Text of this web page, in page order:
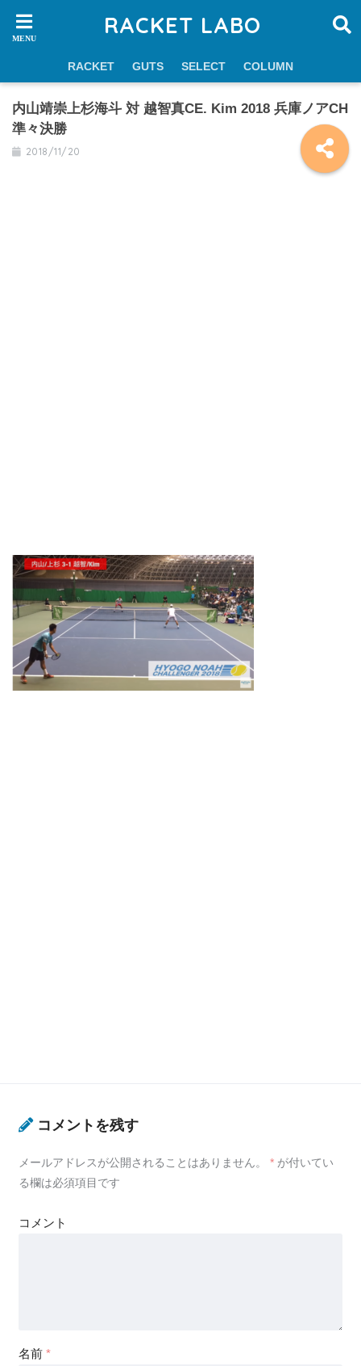
RACKET LABO
RACKET GUTS SELECT COLUMN
内山靖崇上杉海斗 対 越智真CE. Kim 2018 兵庫ノアCH
準々決勝
2018/11/20
コメントを残す
メールアドレスが公開されることはありません。 *が付いてい
る欄は必須項目です
コメント
名前 *